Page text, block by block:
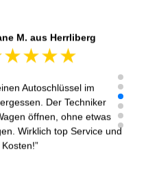
M. aus Herrliberg
Autoschlüssel im
Der Techniker
öffnen, ohne etwas
Wirklich top Service und